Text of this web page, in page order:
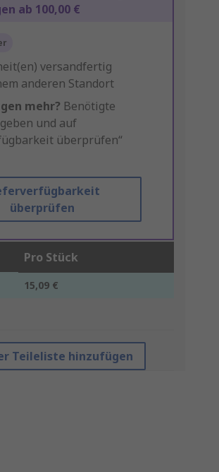
ab 100,00 €
versandfertig
anderen Standort
mehr? Benötigte
und auf
überprüfen“
überprüfen
Pro Stück
15,09 €
Teileliste hinzufügen